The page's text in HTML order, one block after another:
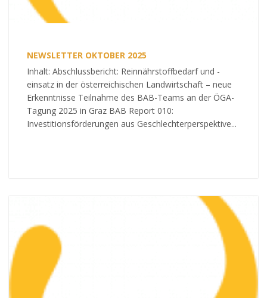
NEWSLETTER OKTOBER 2025
Inhalt: Abschlussbericht: Reinnährstoffbedarf und -
einsatz in der österreichischen Landwirtschaft – neue
Erkenntnisse Teilnahme des BAB-Teams an der ÖGA-
Tagung 2025 in Graz BAB Report 010:
Investitionsförderungen aus Geschlechterperspektive...